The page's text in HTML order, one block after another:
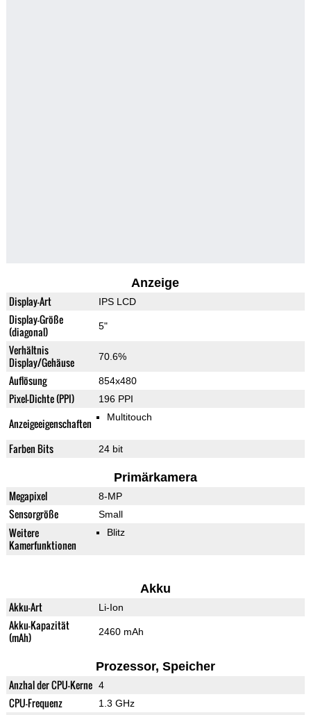
Anzeige
Display-Art IPS LCD
Display-Größe
(diagonal)
5"
Verhältnis
Display/Gehäuse
70.6%
Auflösung 854x480
Pixel-Dichte (PPI) 196 PPI
Anzeigeeigenschaften Multitouch
Farben Bits 24 bit
Primärkamera
Megapixel 8-MP
Sensorgröße Small
Weitere
Kamerfunktionen
Blitz
Akku
Akku-Art Li-Ion
Akku-Kapazität
(mAh)
2460 mAh
Prozessor, Speicher
Anzhal der CPU-Kerne 4
CPU-Frequenz 1.3 GHz